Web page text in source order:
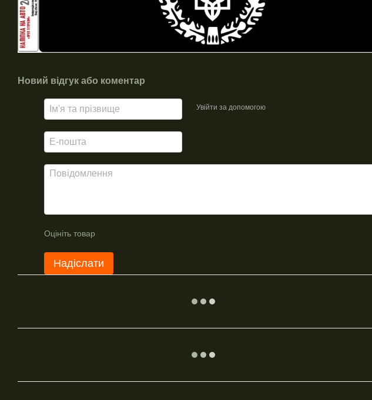
Новий відгук або коментар
Увійти за допомогою
Оцініть товар
Надіслати